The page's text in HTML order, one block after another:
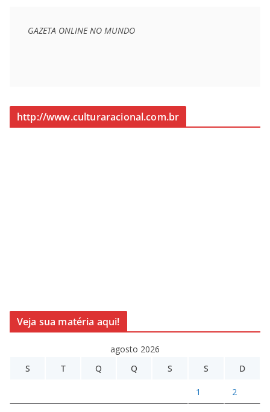
GAZETA ONLINE NO MUNDO
http://www.culturaracional.com.br
Veja sua matéria aqui!
agosto 2026
S
T Q Q S S D
1 2